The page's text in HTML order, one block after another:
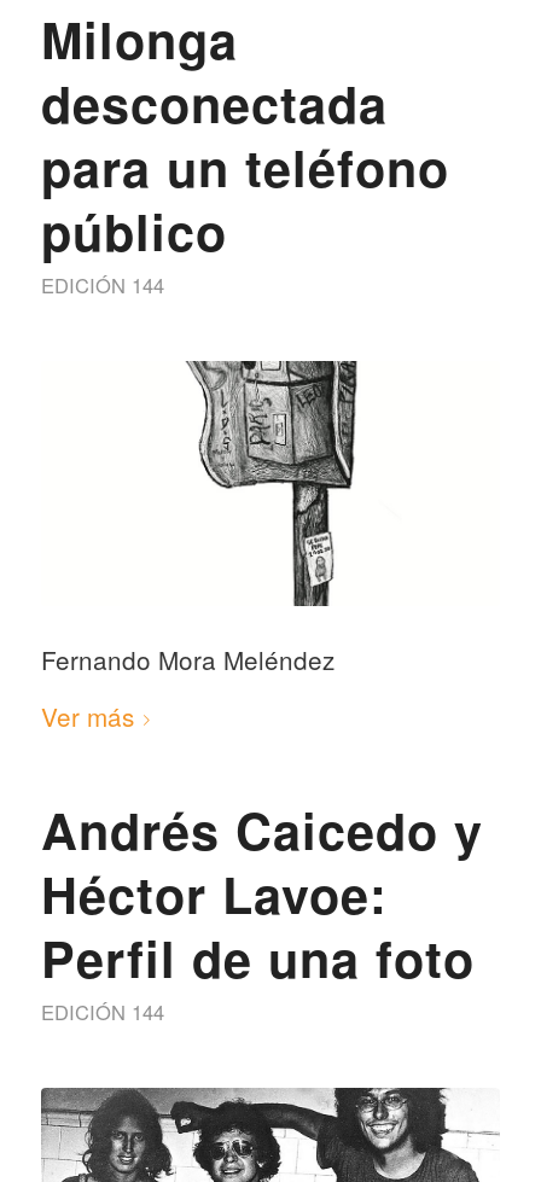
Milonga
desconectada
para un teléfono
público
EDICIÓN 144
Fernando Mora Meléndez
Ver más
Andrés Caicedo y
Héctor Lavoe:
Perfil de una foto
EDICIÓN 144